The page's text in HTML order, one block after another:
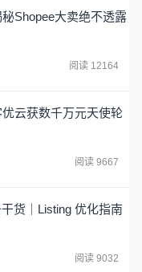
Shopee大卖绝不透露
阅读 12164
云获数千万元天使轮
阅读 9667
货｜Listing 优化指南
阅读 9032